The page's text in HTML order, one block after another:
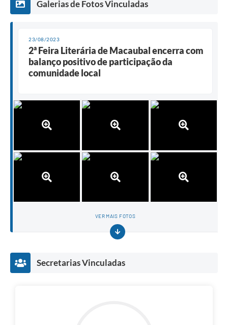
Galerias de Fotos Vinculadas
23/08/2023
2ª Feira Literária de Macaubal encerra com
balanço positivo de participação da
comunidade local
VER MAIS FOTOS
Secretarias Vinculadas